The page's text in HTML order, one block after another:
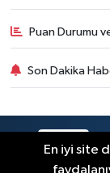
Puan Durumu
Son Dakika
RSS
En iyi site